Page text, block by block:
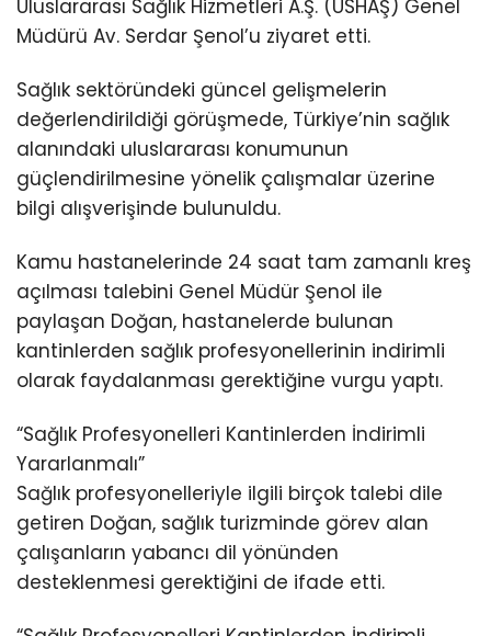
Uluslararası Sağlık Hizmetleri A.Ş. (USHAŞ) Genel
Müdürü Av. Serdar Şenol’u ziyaret etti.
Sağlık sektöründeki güncel gelişmelerin
değerlendirildiği görüşmede, Türkiye’nin sağlık
alanındaki uluslararası konumunun
güçlendirilmesine yönelik çalışmalar üzerine
bilgi alışverişinde bulunuldu.
Kamu hastanelerinde 24 saat tam zamanlı kreş
açılması talebini Genel Müdür Şenol ile
paylaşan Doğan, hastanelerde bulunan
kantinlerden sağlık profesyonellerinin indirimli
olarak faydalanması gerektiğine vurgu yaptı.
“Sağlık Profesyonelleri Kantinlerden İndirimli
Yararlanmalı”
Sağlık profesyonelleriyle ilgili birçok talebi dile
getiren Doğan, sağlık turizminde görev alan
çalışanların yabancı dil yönünden
desteklenmesi gerektiğini de ifade etti.